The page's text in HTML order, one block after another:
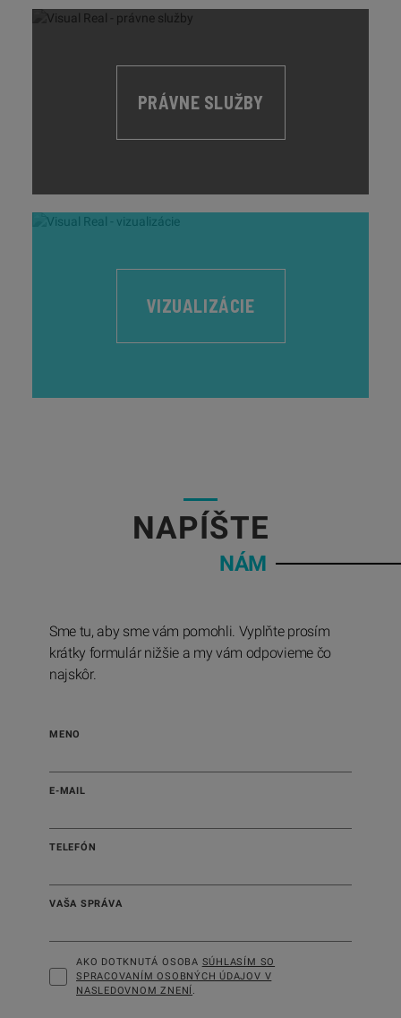
PRÁVNE SLUŽBY
VIZUALIZÁCIE
NAPÍŠTE
NÁM
Sme tu, aby sme vám pomohli. Vyplňte prosím
krátky formulár nižšie a my vám odpovieme čo
najskôr.
MENO
E-MAIL
TELEFÓN
VAŠA SPRÁVA
AKO DOTKNUTÁ OSOBA SÚHLASÍM SO
SPRACOVANÍM OSOBNÝCH ÚDAJOV V
NASLEDOVNOM ZNENÍ .